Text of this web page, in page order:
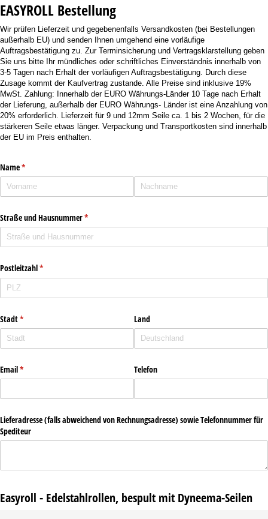
EASYROLL Bestellung
Wir prüfen Lieferzeit und gegebenenfalls Versandkosten (bei Bestellungen
außerhalb EU) und senden Ihnen umgehend eine vorläufige
Auftragsbestätigung zu. Zur Terminsicherung und Vertragsklarstellung geben
Sie uns bitte Ihr mündliches oder schriftliches Einverständnis innerhalb von
3-5 Tagen nach Erhalt der vorläufigen Auftragsbestätigung. Durch diese
Zusage kommt der Kaufvertrag zustande. Alle Preise sind inklusive 19%
MwSt. Zahlung: Innerhalb der EURO Währungs-Länder 10 Tage nach Erhalt
der Lieferung, außerhalb der EURO Währungs- Länder ist eine Anzahlung von
20% erforderlich. Lieferzeit für 9 und 12mm Seile ca. 1 bis 2 Wochen, für die
stärkeren Seile etwas länger. Verpackung und Transportkosten sind innerhalb
der EU im Preis enthalten.
Name*
(erforderlich)
Straße und Hausnummer*
(erforderlich)
Postleitzahl*
(erforderlich)
Stadt*
(erforderlich) Land
Email*
(erforderlich) Telefon
Lieferadresse (falls abweichend von Rechnungsadresse) sowie Telefonnummer für
Spediteur
Easyroll - Edelstahlrollen, bespult mit Dyneema-Seilen